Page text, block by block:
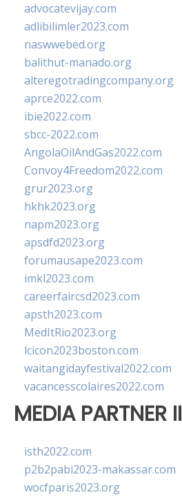
advocatevijay.com
adlibilimler2023.com
naswwebed.org
balithut-manado.org
alteregotradingcompany.org
aprce2022.com
ibie2022.com
sbcc-2022.com
AngolaOilAndGas2022.com
Convoy4Freedom2022.com
grur2023.org
hkhk2023.org
napm2023.org
apsdfd2023.org
forumausape2023.com
imkl2023.com
careerfaircsd2023.com
apsth2023.com
MedItRio2023.org
lcicon2023boston.com
waitangidayfestival2022.com
vacancesscolaires2022.com
MEDIA PARTNER II
isth2022.com
p2b2pabi2023-makassar.com
wocfparis2023.org